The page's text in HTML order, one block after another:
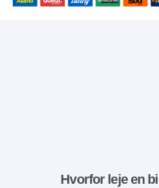
Hvorfor leje en